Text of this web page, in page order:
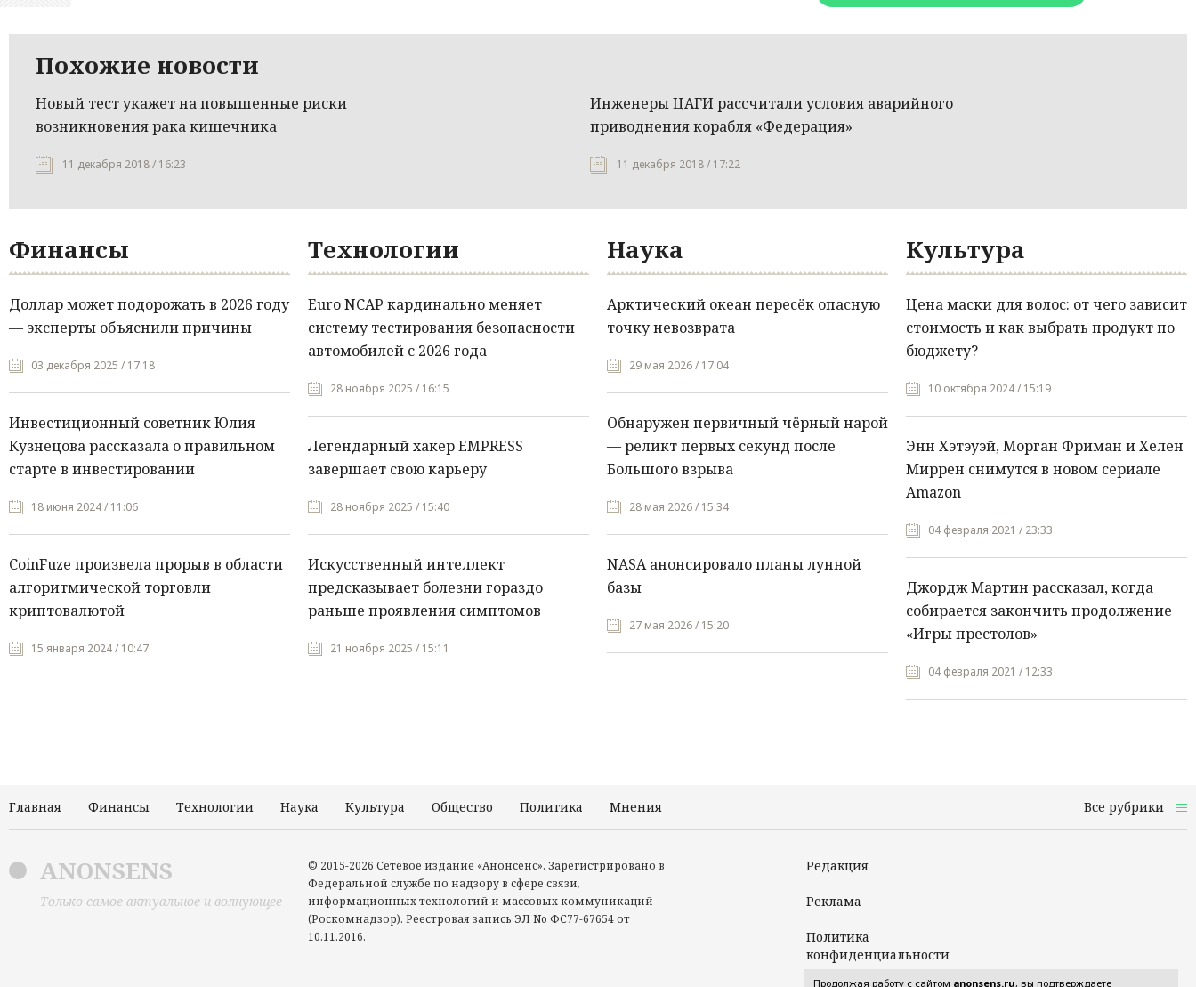
Похожие новости
Новый тест укажет на повышенные риски
возникновения рака кишечника
11 декабря 2018 / 16:23
Инженеры ЦАГИ рассчитали условия аварийного
приводнения корабля «Федерация»
11 декабря 2018 / 17:22
Финансы
Доллар может подорожать в 2026 году
— эксперты объяснили причины
03 декабря 2025 / 17:18
Инвестиционный советник Юлия
Кузнецова рассказала о правильном
старте в инвестировании
18 июня 2024 / 11:06
CoinFuze произвела прорыв в области
алгоритмической торговли
криптовалютой
15 января 2024 / 10:47
Технологии
Euro NCAP кардинально меняет
систему тестирования безопасности
автомобилей с 2026 года
28 ноября 2025 / 16:15
Легендарный хакер EMPRESS
завершает свою карьеру
28 ноября 2025 / 15:40
Искусственный интеллект
предсказывает болезни гораздо
раньше проявления симптомов
21 ноября 2025 / 15:11
Наука
Арктический океан пересёк опасную
точку невозврата
29 мая 2026 / 17:04
Обнаружен первичный чёрный нарой
— реликт первых секунд после
Большого взрыва
28 мая 2026 / 15:34
NASA анонсировало планы лунной
базы
27 мая 2026 / 15:20
Культура
Цена маски для волос: от чего зависит
стоимость и как выбрать продукт по
бюджету?
10 октября 2024 / 15:19
Энн Хэтэуэй, Морган Фриман и Хелен
Миррен снимутся в новом сериале
Amazon
04 февраля 2021 / 23:33
Джордж Мартин рассказал, когда
собирается закончить продолжение
«Игры престолов»
04 февраля 2021 / 12:33
Главная Финансы Технологии Наука Культура Общество Политика Мнения Все рубрики
ANONSENS
Только самое актуальное и волнующее
© 2015-2026 Сетевое издание «Анонсенс». Зарегистрировано в
Федеральной службе по надзору в сфере связи,
информационных технологий и массовых коммуникаций
(Роскомнадзор). Реестровая запись ЭЛ No ФС77-67654 от
10.11.2016.
Редакция
Реклама
Политика
конфиденциальности
Продолжая работу с сайтом anonsens.ru, вы подтверждаете